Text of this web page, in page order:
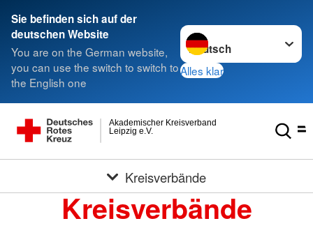
Sie befinden sich auf der
deutschen Website
You are on the German website,
you can use the switch to switch to
the English one
Sprache wechseln zu
Alles klar
Leipzig e.V.
Akademischer Kreisverband
Kreisverbände
Kreisverbände